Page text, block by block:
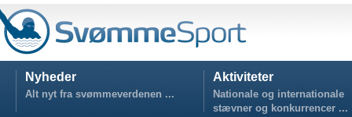
Nyheder
Alt nyt fra svømmeverdenen ...
Aktiviteter
Nationale og internationale
stævner og konkurrencer ...